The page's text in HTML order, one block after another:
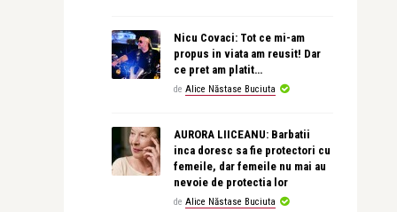
Nicu Covaci: Tot ce mi-am
propus in viata am reusit! Dar
ce pret am platit…
de Alice Năstase Buciuta
AURORA LIICEANU: Barbatii
inca doresc sa fie protectori cu
femeile, dar femeile nu mai au
nevoie de protectia lor
de Alice Năstase Buciuta